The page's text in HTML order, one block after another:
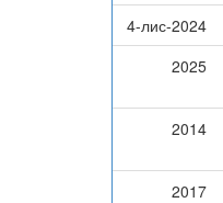
4-лис-2024
2025
2014
2017